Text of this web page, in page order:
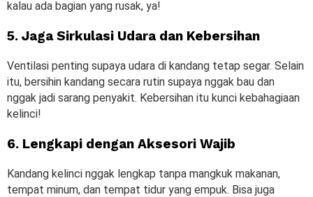
kalau ada bagian yang rusak, ya!
5. Jaga Sirkulasi Udara dan Kebersihan
Ventilasi penting supaya udara di kandang tetap segar. Selain
itu, bersihin kandang secara rutin supaya nggak bau dan
nggak jadi sarang penyakit. Kebersihan itu kunci kebahagiaan
kelinci!
6. Lengkapi dengan Aksesori Wajib
Kandang kelinci nggak lengkap tanpa mangkuk makanan,
tempat minum, dan tempat tidur yang empuk. Bisa juga